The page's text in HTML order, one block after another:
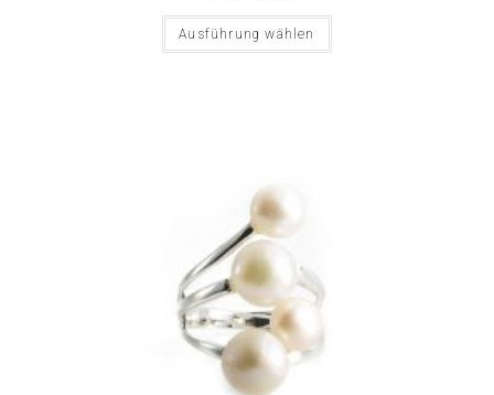
Ausführung wählen